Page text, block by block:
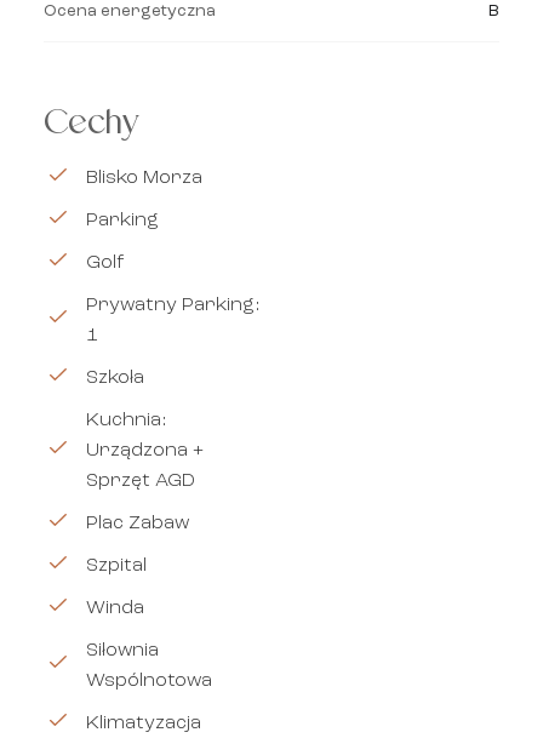
Ocena energetyczna B
Cechy
Blisko Morza
Parking
Golf
Prywatny Parking:
1
Szkoła
Kuchnia:
Urządzona +
Sprzęt AGD
Plac Zabaw
Szpital
Winda
Siłownia
Wspólnotowa
Klimatyzacja